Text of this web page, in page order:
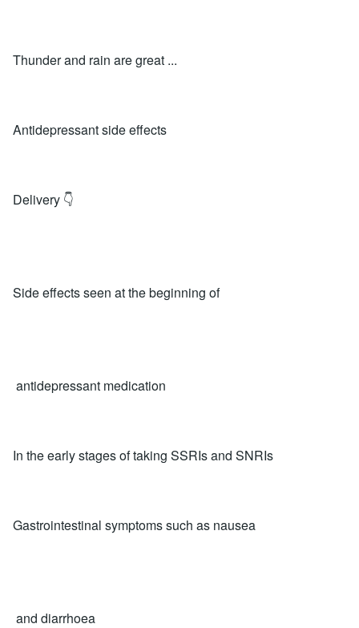
Thunder and rain are great ...
Antidepressant side effects
Delivery 👇
Side effects seen at the beginning of
antidepressant medication
In the early stages of taking SSRIs and SNRIs
Gastrointestinal symptoms such as nausea
and diarrhoea